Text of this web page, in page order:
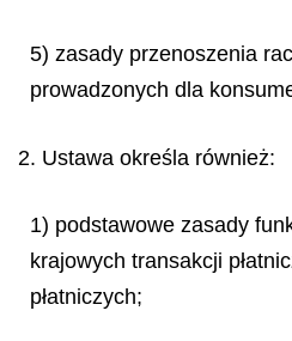
5) zasady przenoszenia
prowadzonych dla
2. Ustawa określa również:
1) podstawowe zasady
krajowych transakcji
płatniczych;